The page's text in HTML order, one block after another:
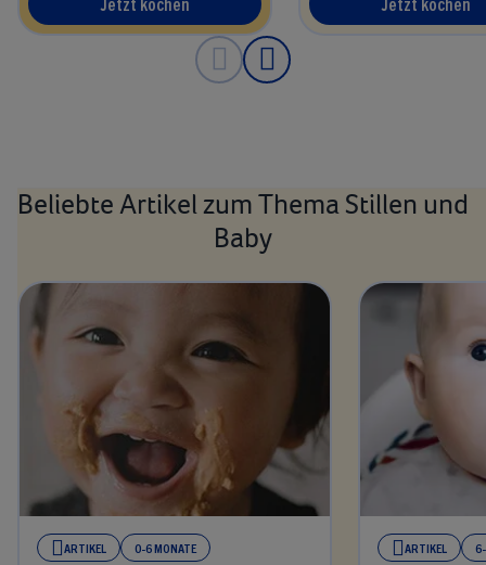
Beliebte Artikel zum Thema Stillen und
Baby
ARTIKEL 0-6 MONATE ARTIKEL